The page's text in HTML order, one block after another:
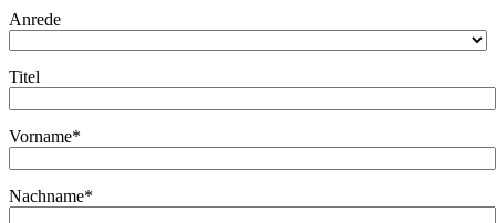
Anrede
Titel
Vorname*
Nachname*